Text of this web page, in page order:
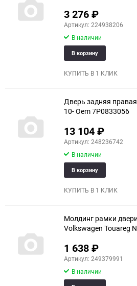
3 276₽
Артикул: 224938206
В наличии
В корзину
КУПИТЬ В 1 КЛИК
Дверь задняя
10- Oem 7P0833056
13 104₽
Артикул: 248236742
В наличии
В корзину
КУПИТЬ В 1 КЛИК
Молдинг рамки
Volkswagen Touareg
1 638₽
Артикул: 249379991
В наличии